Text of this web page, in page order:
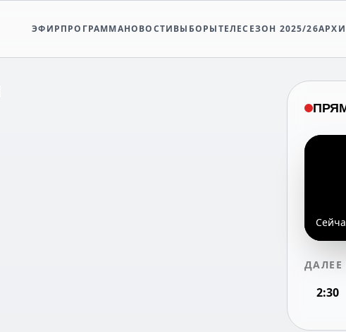
ЭФИРПРОГРАММАНОВОСТИВЫБОРЫТЕЛЕСЕЗОН 2025/26
ДАЛЕЕ
2:30